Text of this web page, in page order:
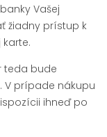
Vašej
žiadny prístup k
teda bude
V prípade nákupu
ihneď po